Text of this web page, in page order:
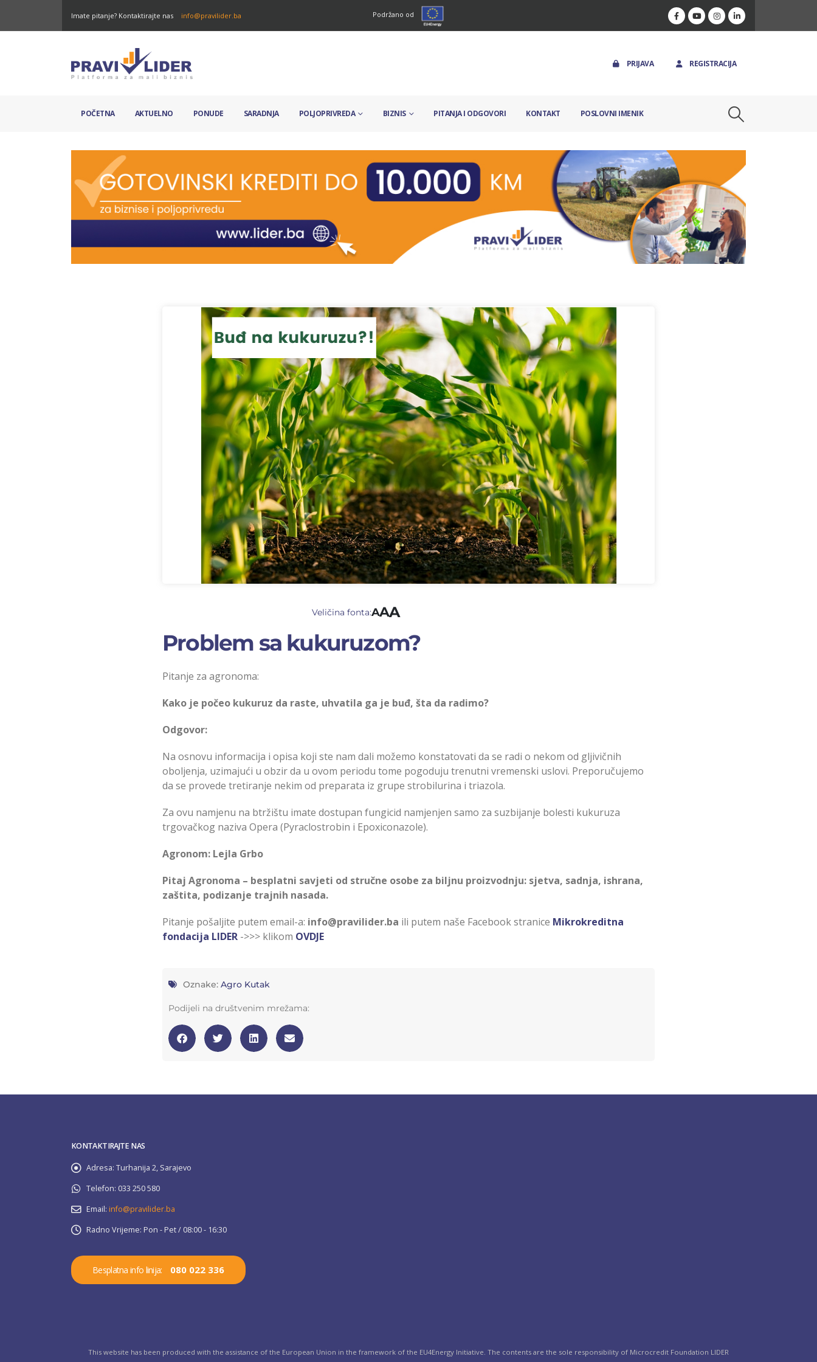
Imate pitanje? Kontaktirajte nas info@pravilider.ba Podržano od
PRIJAVA REGISTRACIJA
POČETNA AKTUELNO PONUDE SARADNJA POLJOPRIVREDA BIZNIS PITANJA I ODGOVORI KONTAKT POSLOVNI IMENIK
Veličina fonta:AAA
Problem sa kukuruzom?
Pitanje za agronoma:
Kako je počeo kukuruz da raste, uhvatila ga je buđ, šta da radimo?
Odgovor:
Na osnovu informacija i opisa koji ste nam dali možemo konstatovati da se radi o nekom od gljivičnih
oboljenja, uzimajući u obzir da u ovom periodu tome pogoduju trenutni vremenski uslovi. Preporučujemo
da se provede tretiranje nekim od preparata iz grupe strobilurina i triazola.
Za ovu namjenu na btržištu imate dostupan fungicid namjenjen samo za suzbijanje bolesti kukuruza
trgovačkog naziva Opera (Pyraclostrobin i Epoxiconazole).
Agronom: Lejla Grbo
Pitaj Agronoma – besplatni savjeti od stručne osobe za biljnu proizvodnju: sjetva, sadnja, ishrana,
zaštita, podizanje trajnih nasada.
Pitanje pošaljite putem email-a: info@pravilider.ba ili putem naše Facebook stranice Mikrokreditna
fondacija LIDER ->>> klikom OVDJE
Oznake: Agro Kutak
Podijeli na društvenim mrežama:
KONTAKTIRAJTE NAS
Adresa: Turhanija 2, Sarajevo
Telefon: 033 250 580
Email: info@pravilider.ba
Radno Vrijeme: Pon - Pet / 08:00 - 16:30
Besplatna info linija: 080 022 336
This website has been produced with the assistance of the European Union in the framework of the EU4Energy Initiative. The contents are the sole responsibility of Microcredit Foundation LIDER